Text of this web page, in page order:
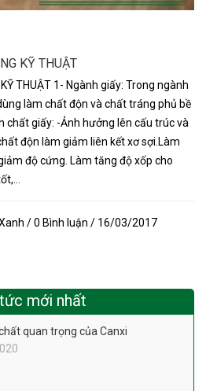
KỸ THUẬT
KỸ THUẬT 1- Ngành giấy: Trong ngành
làm chất độn và chất tráng phủ bề
giấy: -Ảnh hưởng lên cấu trúc và
độn làm giảm liên kết xơ sợi.Làm
độ cứng. Làm tăng độ xốp cho
/ 0 Bình luận / 16/03/2017
mới nhất
quan trọng của Canxi